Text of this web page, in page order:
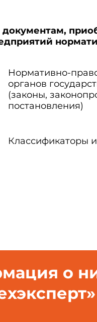
Нормативно-
органов
(законы,
постановления)
Классификаторы
о